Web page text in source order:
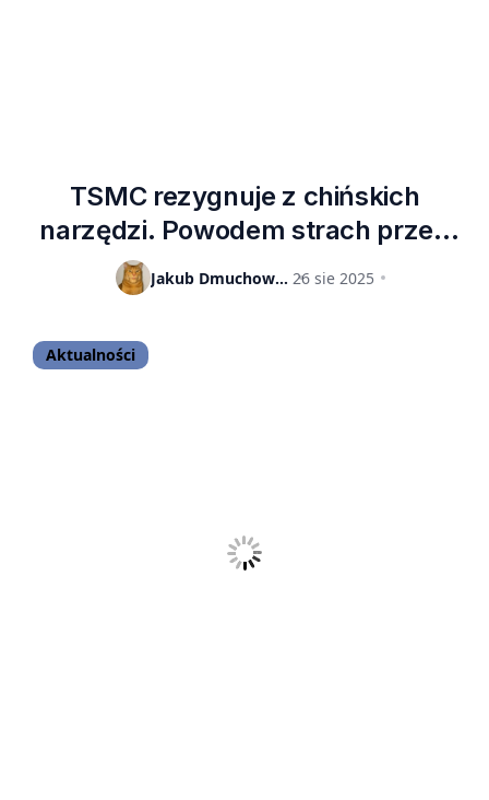
TSMC rezygnuje z chińskich
narzędzi. Powodem strach przed
USA
Jakub Dmuchowski 26 sie 2025
Aktualności